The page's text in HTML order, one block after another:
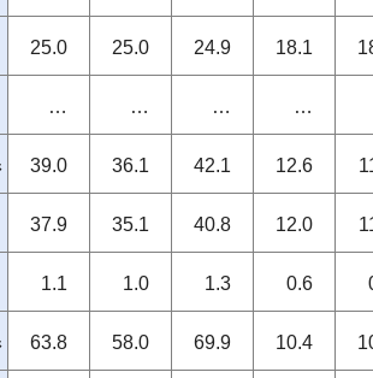
25.0 25.0 24.9 18.1
… … … …
39.0 36.1 42.1 12.6
37.9 35.1 40.8 12.0
1.1 1.0 1.3 0.6
63.8 58.0 69.9 10.4